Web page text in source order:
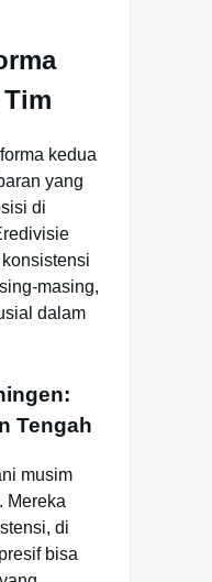
kedua
yang
di
masing,
dalam
Tengah
musim
Mereka
di
bisa